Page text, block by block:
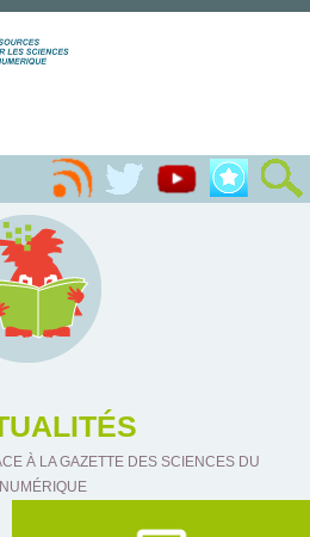
À LA GAZETTE DES SCIENCES DU
NUMÉRIQUE